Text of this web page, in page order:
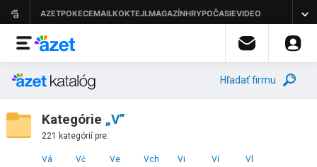
Hľadať firmu
Kategórie „V”
221 kategórií pre:
Vá Vč Ve Vch Vi Ví Vl